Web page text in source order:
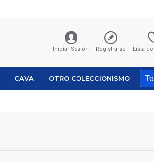
Iniciar Sesión Registrarse Lista
CAVA OTRO COLECCIONISMO